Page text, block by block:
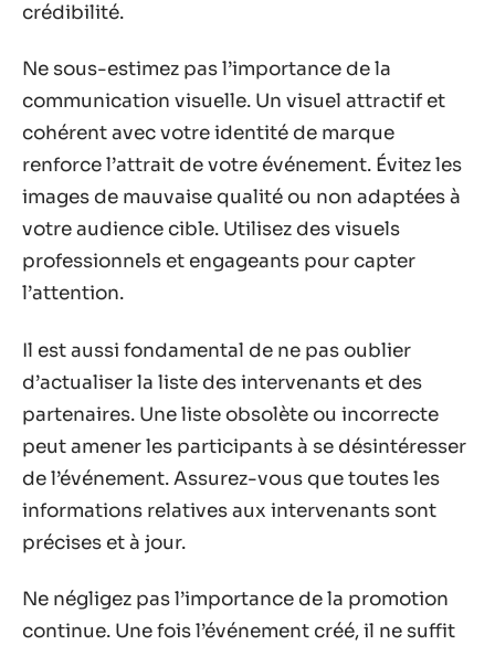
crédibilité.
Ne sous-estimez pas l’importance de la
communication visuelle. Un visuel attractif et
cohérent avec votre identité de marque
renforce l’attrait de votre événement. Évitez les
images de mauvaise qualité ou non adaptées à
votre audience cible. Utilisez des visuels
professionnels et engageants pour capter
l’attention.
Il est aussi fondamental de ne pas oublier
d’actualiser la liste des intervenants et des
partenaires. Une liste obsolète ou incorrecte
peut amener les participants à se désintéresser
de l’événement. Assurez-vous que toutes les
informations relatives aux intervenants sont
précises et à jour.
Ne négligez pas l’importance de la promotion
continue. Une fois l’événement créé, il ne suffit